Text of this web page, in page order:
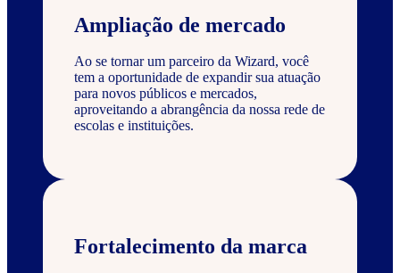
Ampliação de mercado
Ao se tornar um parceiro da Wizard, você
tem a oportunidade de expandir sua atuação
para novos públicos e mercados,
aproveitando a abrangência da nossa rede de
escolas e instituições.
Fortalecimento da marca